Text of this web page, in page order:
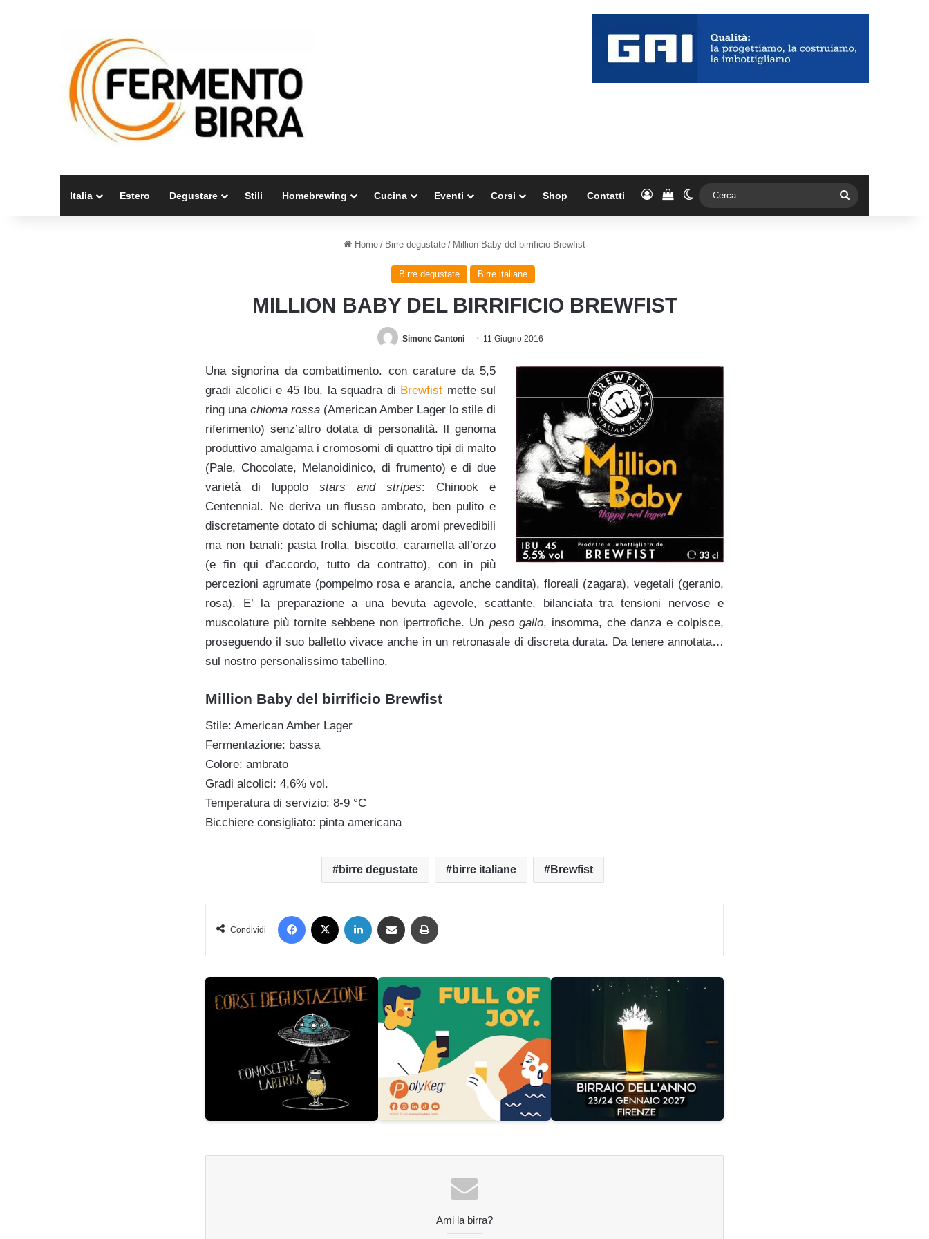
Italia Estero Degustare Stili Homebrewing Cucina Eventi Corsi Shop Contatti AccediVedi il carrello
Cambia aspetto
Home / Birre degustate / Million Baby del birrificio Brewfist
Birre degustate Birre italiane
MILLION BABY DEL BIRRIFICIO BREWFIST
Simone Cantoni 11 Giugno 2016
Una signorina da combattimento. con carature da 5,5
gradi alcolici e 45 Ibu, la squadra di Brewfist mette sul
ring unachioma rossa (American Amber Lager lo stile di
riferimento) senz’altro dotata di personalità. Il genoma
produttivo amalgama i cromosomi di quattro tipi di malto
(Pale, Chocolate, Melanoidinico, di frumento) e di due
varietà di luppolostars and stripes: Chinook e
Centennial. Ne deriva un flusso ambrato, ben pulito e
discretamente dotato di schiuma; dagli aromi prevedibili
ma non banali: pasta frolla, biscotto, caramella all’orzo
(e fin qui d’accordo, tutto da contratto), con in più
percezioni agrumate (pompelmo rosa e arancia, anche candita), floreali (zagara), vegetali (geranio,
rosa). E’ la preparazione a una bevuta agevole, scattante, bilanciata tra tensioni nervose e
muscolature più tornite sebbene non ipertrofiche. Un peso gallo, insomma, che danza e colpisce,
proseguendo il suo balletto vivace anche in un retronasale di discreta durata. Da tenere annotata…
sul nostro personalissimo tabellino.
Million Baby del birrificio Brewfist
Stile: American Amber Lager
Fermentazione: bassa
Colore: ambrato
Gradi alcolici: 4,6% vol.
Temperatura di servizio: 8-9 °C
Bicchiere consigliato: pinta americana
birre degustate birre italiane Brewfist
Condividi
Facebook LinkedIn Condividi via mail
Ami la birra?